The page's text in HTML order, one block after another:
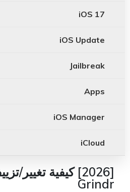
iOS 17
iOS Update
Jailbreak
Apps
iOS Manager
iCloud
[2026] كيفية
Grindr